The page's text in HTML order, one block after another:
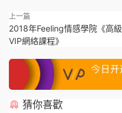
上一篇
2018年Feeling情感學院《高級
VIP網絡課程》
猜你喜歡